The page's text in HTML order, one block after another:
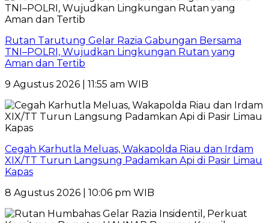
Rutan Tarutung Gelar Razia Gabungan Bersama
TNI–POLRI, Wujudkan Lingkungan Rutan yang
Aman dan Tertib
9 Agustus 2026 | 11:55 am WIB
Cegah Karhutla Meluas, Wakapolda Riau dan Irdam
XIX/TT Turun Langsung Padamkan Api di Pasir Limau
Kapas
8 Agustus 2026 | 10:06 pm WIB